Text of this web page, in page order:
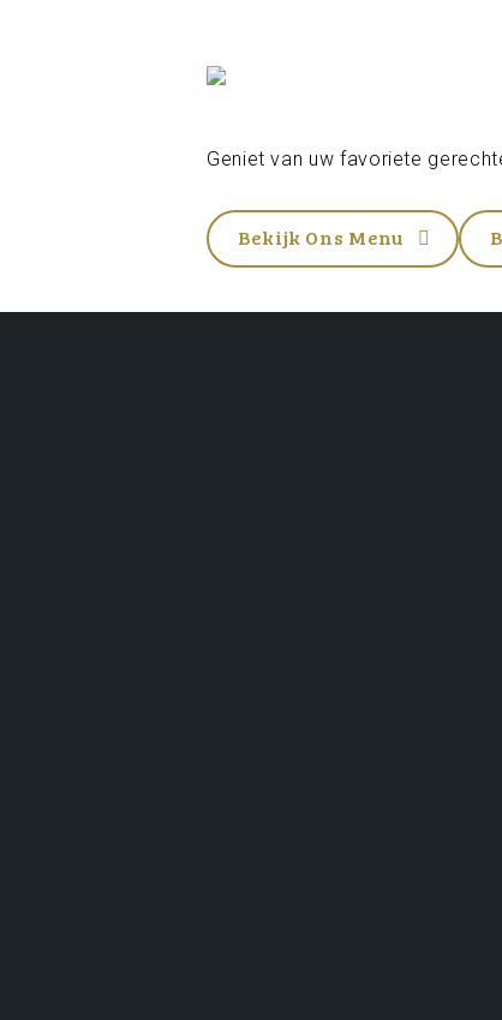
Geniet van uw favoriete
Bekijk Ons Menu